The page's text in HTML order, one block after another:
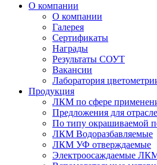
О компании
О компании
Галерея
Сертификаты
Награды
Результаты СОУТ
Вакансии
Лаборатория
Продукция
ЛКМ по сфере
Предложения для
По типу окрашиваемой
ЛКМ Водоразбавляемые
ЛКМ УФ отверждаемые
Электроосаждаемые